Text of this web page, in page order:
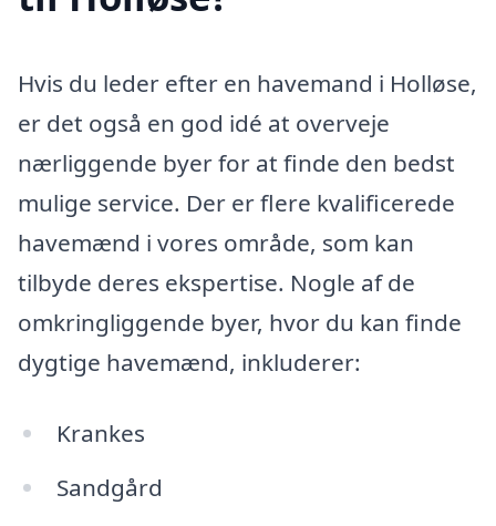
Hvis du leder efter en havemand i Holløse,
er det også en god idé at overveje
nærliggende byer for at finde den bedst
mulige service. Der er flere kvalificerede
havemænd i vores område, som kan
tilbyde deres ekspertise. Nogle af de
omkringliggende byer, hvor du kan finde
dygtige havemænd, inkluderer:
Krankes
Sandgård